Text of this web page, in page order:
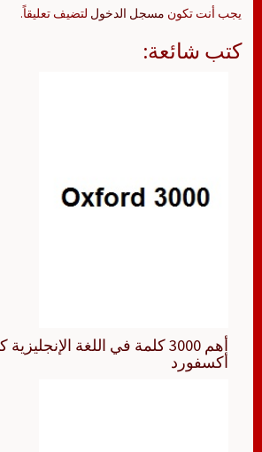
يجب أنت تكون مسجل الدخول لتضيف تعليقاً.
كتب شائعة:
أهم 3000 كلمة في اللغة
أكسفورد